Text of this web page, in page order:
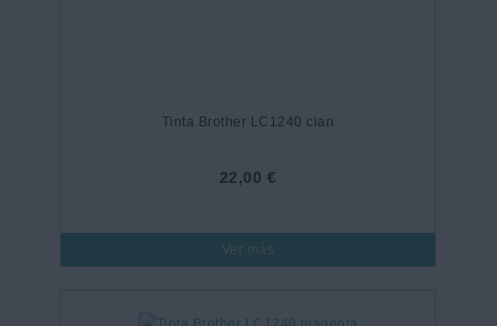
Tinta Brother LC1240 cian
22,00 €
Ver más